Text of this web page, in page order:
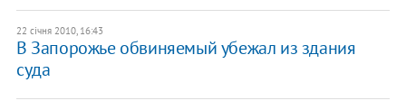
22 січня 2010, 16:43
В Запорожье обвиняемый убежал из здания
суда